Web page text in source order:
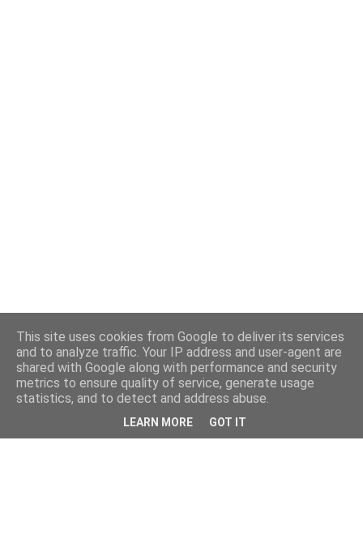
This site uses cookies from Google to deliver its services
and to analyze traffic. Your IP address and user-agent are
shared with Google along with performance and security
metrics to ensure quality of service, generate usage
statistics, and to detect and address abuse.
LEARN MORE GOT IT